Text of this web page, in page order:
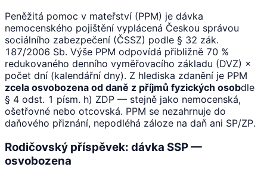
Peněžitá pomoc v mateřství (PPM) je dávka
nemocenského pojištění vyplácená Českou správou
sociálního zabezpečení (ČSSZ) podle § 32 zák.
187/2006 Sb. Výše PPM odpovídá přibližně 70 %
redukovaného denního vyměřovacího základu (DVZ) ×
počet dní (kalendářní dny). Z hlediska zdanění je PPM
zcela osvobozena od daně z příjmů fyzických osobdle
§ 4 odst. 1 písm. h) ZDP — stejně jako nemocenská,
ošetřovné nebo otcovská. PPM se nezahrnuje do
daňového přiznání, nepodléhá záloze na daň ani SP/ZP.
Rodičovský příspěvek: dávka SSP —
osvobozena